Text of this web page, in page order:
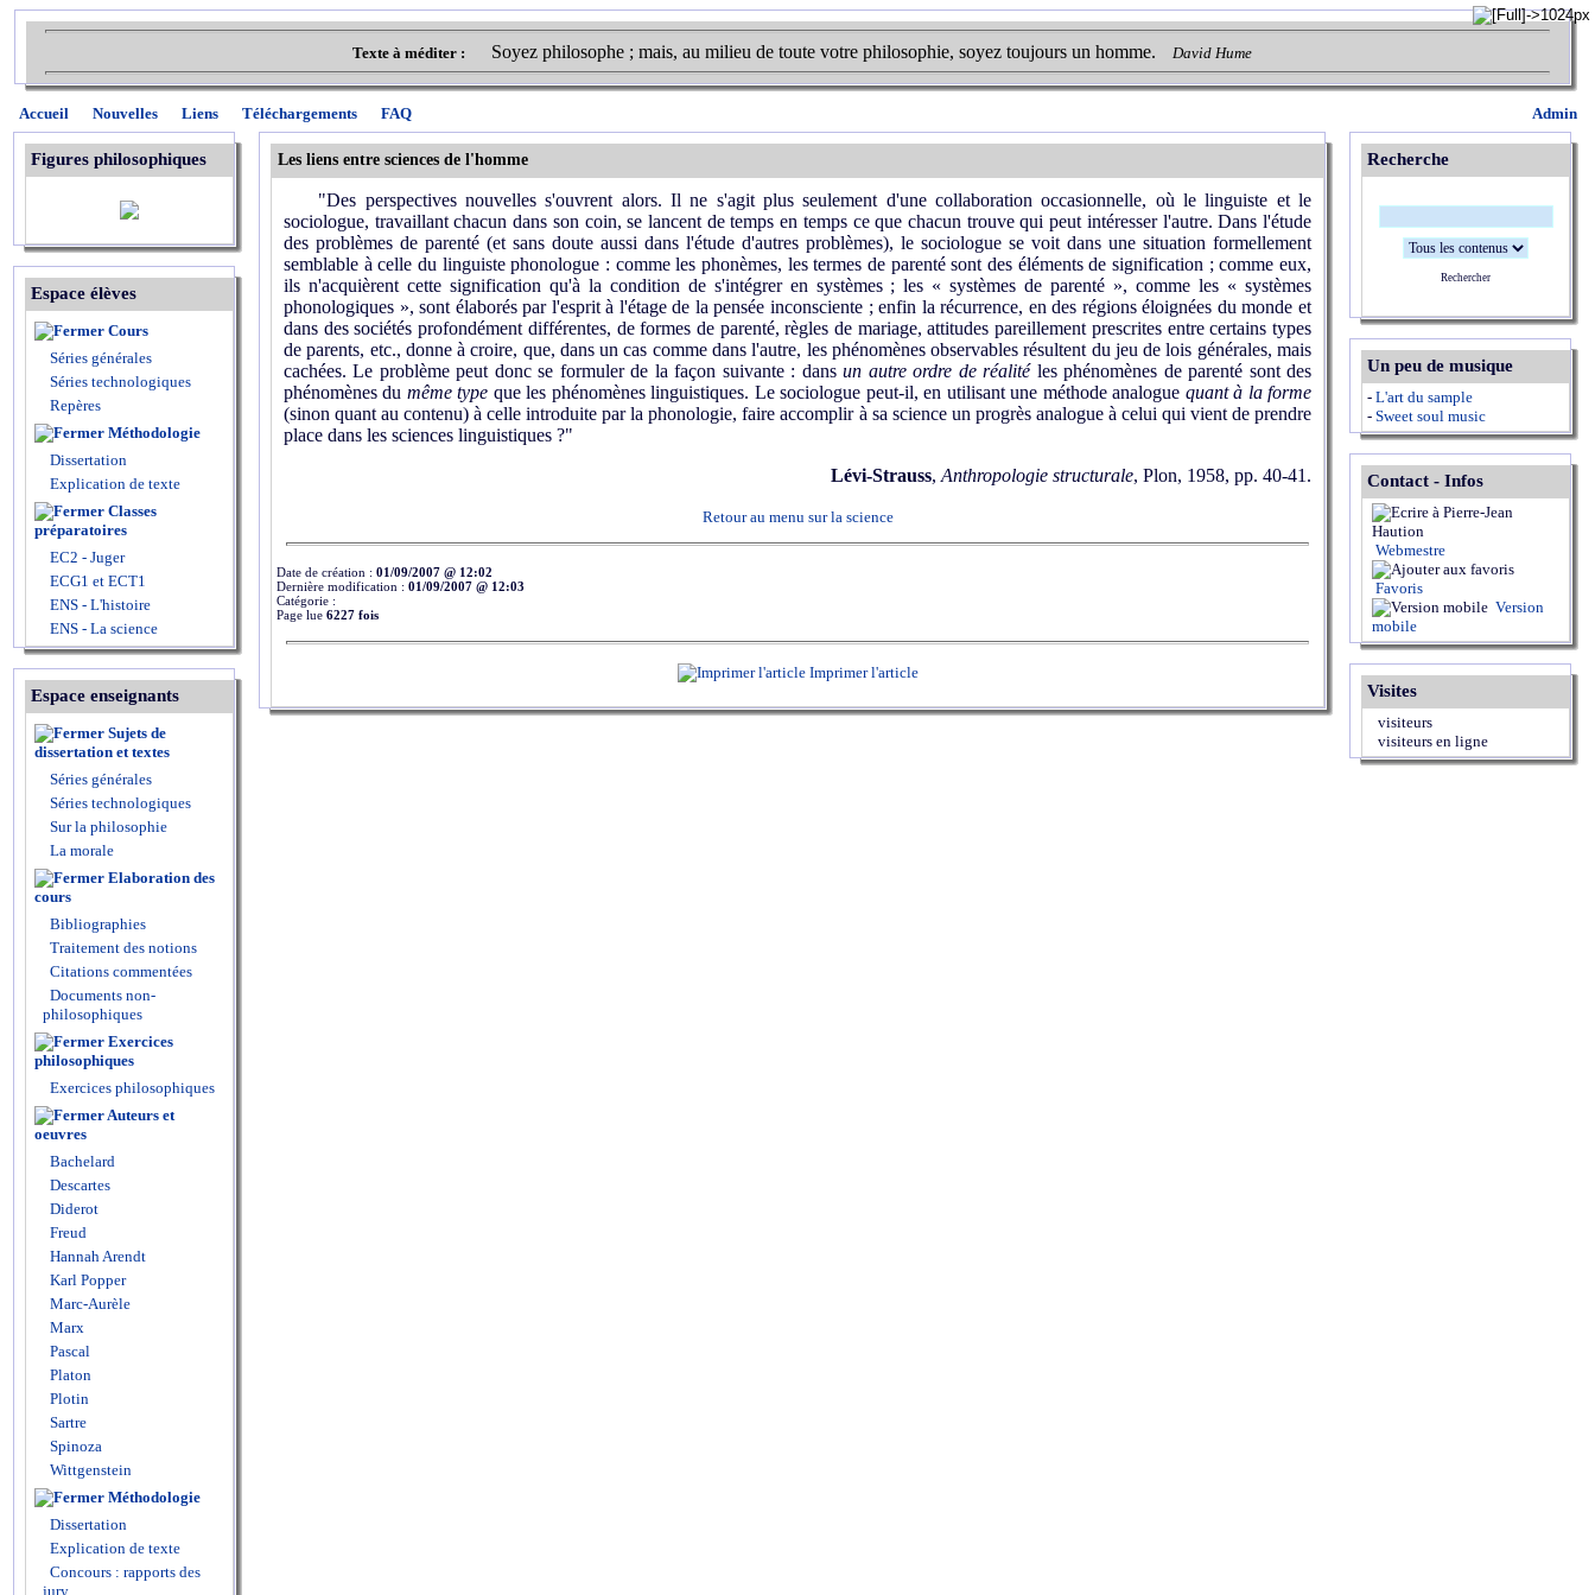
Texte à méditer : Soyez philosophe ; mais, au milieu de toute votre philosophie, soyez toujours un homme. David Hume
Admin
Accueil Nouvelles Liens Téléchargements FAQ
Figures philosophiques
Espace élèves
Cours
Séries générales
Séries technologiques
Repères
Méthodologie
Dissertation
Explication de texte
Classes
préparatoires
EC2 - Juger
ECG1 et ECT1
ENS - L'histoire
ENS - La science
Espace enseignants
Sujets de
dissertation et textes
Séries générales
Séries technologiques
Sur la philosophie
La morale
Elaboration des
cours
Bibliographies
Traitement des notions
Citations commentées
Documents non-
philosophiques
Exercices
philosophiques
Exercices philosophiques
Auteurs et
oeuvres
Bachelard
Descartes
Diderot
Freud
Hannah Arendt
Karl Popper
Marc-Aurèle
Marx
Pascal
Platon
Plotin
Sartre
Spinoza
Wittgenstein
Méthodologie
Dissertation
Explication de texte
Concours : rapports des
jury
Les liens entre sciences de l'homme
"Des perspectives nouvelles s'ouvrent alors. Il ne s'agit plus seulement d'une collaboration occasionnelle, où le linguiste et le
sociologue, travaillant chacun dans son coin, se lancent de temps en temps ce que chacun trouve qui peut intéresser l'autre. Dans l'étude
des problèmes de parenté (et sans doute aussi dans l'étude d'autres problèmes), le sociologue se voit dans une situation formellement
semblable à celle du linguiste phonologue : comme les phonèmes, les termes de parenté sont des éléments de signification ; comme eux,
ils n'acquièrent cette signification qu'à la condition de s'intégrer en systèmes ; les « systèmes de parenté », comme les « systèmes
phonologiques », sont élaborés par l'esprit à l'étage de la pensée inconsciente ; enfin la récurrence, en des régions éloignées du monde et
dans des sociétés profondément différentes, de formes de parenté, règles de mariage, attitudes pareillement prescrites entre certains types
de parents, etc., donne à croire, que, dans un cas comme dans l'autre, les phénomènes observables résultent du jeu de lois générales, mais
cachées. Le problème peut donc se formuler de la façon suivante : dansun autre ordre de réalitéles phénomènes de parenté sont des
phénomènes du même type que les phénomènes linguistiques. Le sociologue peut-il, en utilisant une méthode analogue quant à la forme
(sinon quant au contenu) à celle introduite par la phonologie, faire accomplir à sa science un progrès analogue à celui qui vient de prendre
place dans les sciences linguistiques ?"
Lévi-Strauss, Anthropologie structurale, Plon, 1958, pp. 40-41.
Retour au menu sur la science
Date de création : 01/09/2007 @ 12:02
Dernière modification : 01/09/2007 @ 12:03
Catégorie :
Page lue 6227 fois
Imprimer l'article
Recherche
Rechercher
Un peu de musique
- L'art du sample
- Sweet soul music
Contact - Infos
Webmestre
Favoris
Version
mobile
Visites
visiteurs
visiteurs en ligne